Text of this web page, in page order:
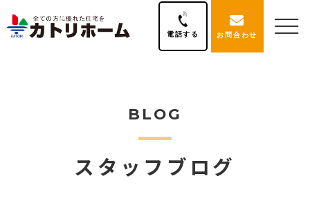
電話する お問合わせ
BLOG
スタッフブログ